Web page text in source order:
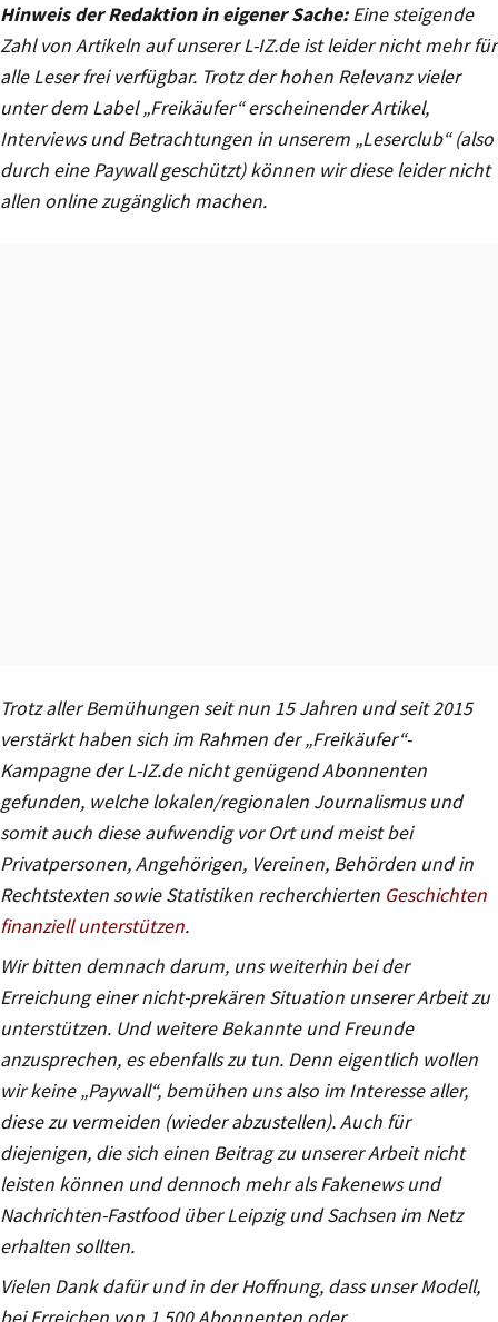
Hinweis der Redaktion in eigener Sache: Eine steigende
Zahl von Artikeln auf unserer L-IZ.de ist leider nicht mehr für
alle Leser frei verfügbar. Trotz der hohen Relevanz vieler
unter dem Label „Freikäufer“ erscheinender Artikel,
Interviews und Betrachtungen in unserem „Leserclub“ (also
durch eine Paywall geschützt) können wir diese leider nicht
allen online zugänglich machen.
Trotz aller Bemühungen seit nun 15 Jahren und seit 2015
verstärkt haben sich im Rahmen der „Freikäufer“-
Kampagne der L-IZ.de nicht genügend Abonnenten
gefunden, welche lokalen/regionalen Journalismus und
somit auch diese aufwendig vor Ort und meist bei
Privatpersonen, Angehörigen, Vereinen, Behörden und in
Rechtstexten sowie Statistiken recherchierten Geschichten
finanziell unterstützen.
Wir bitten demnach darum, uns weiterhin bei der
Erreichung einer nicht-prekären Situation unserer Arbeit zu
unterstützen. Und weitere Bekannte und Freunde
anzusprechen, es ebenfalls zu tun. Denn eigentlich wollen
wir keine „Paywall“, bemühen uns also im Interesse aller,
diese zu vermeiden (wieder abzustellen). Auch für
diejenigen, die sich einen Beitrag zu unserer Arbeit nicht
leisten können und dennoch mehr als Fakenews und
Nachrichten-Fastfood über Leipzig und Sachsen im Netz
erhalten sollten.
Vielen Dank dafür und in der Hoffnung, dass unser Modell,
bei Erreichen von 1.500 Abonnenten oder